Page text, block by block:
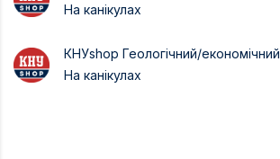
На канікулах
КНУshop Геологічний/економічний
На канікулах